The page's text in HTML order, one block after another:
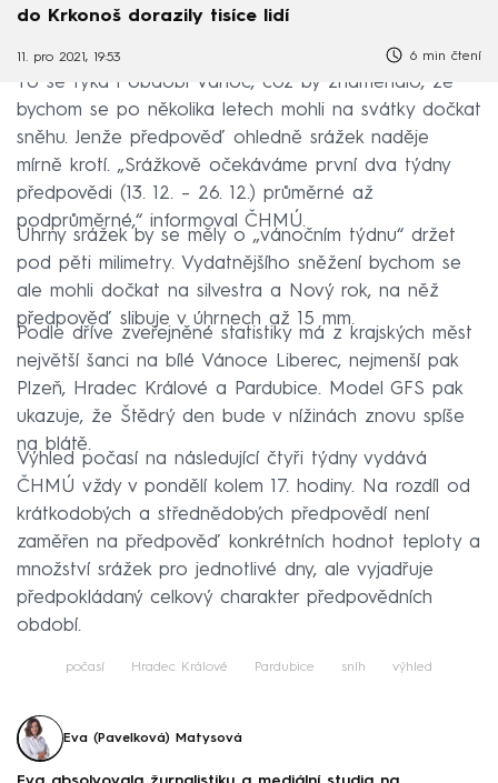
do Krkonoš dorazily tisíce lidí
11. pro 2021, 19:53 6 min čtení
To se týká i období Vánoc, což by znamenalo, že
bychom se po několika letech mohli na svátky dočkat
sněhu. Jenže předpověď ohledně srážek naděje
mírně krotí. „Srážkově očekáváme první dva týdny
předpovědi (13. 12. – 26. 12.) průměrné až
podprůměrné,“ informoval ČHMÚ.
Úhrny srážek by se měly o „vánočním týdnu“ držet
pod pěti milimetry. Vydatnějšího sněžení bychom se
ale mohli dočkat na silvestra a Nový rok, na něž
předpověď slibuje v úhrnech až 15 mm.
Podle dříve zveřejněné statistiky má z krajských měst
největší šanci na bílé Vánoce Liberec, nejmenší pak
Plzeň, Hradec Králové a Pardubice. Model GFS pak
ukazuje, že Štědrý den bude v nížinách znovu spíše
na blátě.
Výhled počasí na následující čtyři týdny vydává
ČHMÚ vždy v pondělí kolem 17. hodiny. Na rozdíl od
krátkodobých a střednědobých předpovědí není
zaměřen na předpověď konkrétních hodnot teploty a
množství srážek pro jednotlivé dny, ale vyjadřuje
předpokládaný celkový charakter předpovědních
období.
počasí Hradec Králové Pardubice sníh výhled
Eva (Pavelková) Matysová